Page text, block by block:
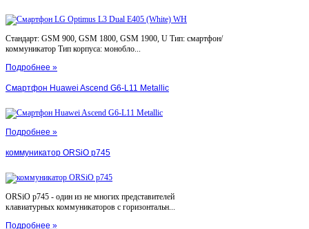
Стандарт: GSM 900, GSM 1800, GSM 1900, U Тип: смартфон/
коммуникатор Тип корпуса: монобло...
Подробнее »
Смартфон Huawei Ascend G6-L11 Metallic
Подробнее »
коммуникатор ORSiO p745
ORSiO p745 - один из не многих представителей
клавиатурных коммуникаторов с горизонтальн...
Подробнее »